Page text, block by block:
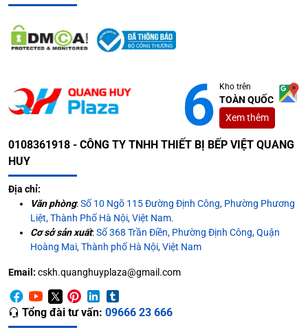
Kho trên
TOÀN QUỐC
Xem thêm
0108361918 - CÔNG TY TNHH THIẾT BỊ BẾP VIỆT QUANG
HUY
Địa chỉ:
Văn phòng:Số 10 Ngõ 115 Đường Định Công, Phường Phương
Liệt, Thành Phố Hà Nội, Việt Nam.
Cơ sở sản xuất:Số 368 Trần Điền, Phường Định Công, Quận
Hoàng Mai, Thành phố Hà Nội, Việt Nam
Email: cskh.quanghuyplaza@gmail.com
Tổng đài tư vấn: 09666 23 666